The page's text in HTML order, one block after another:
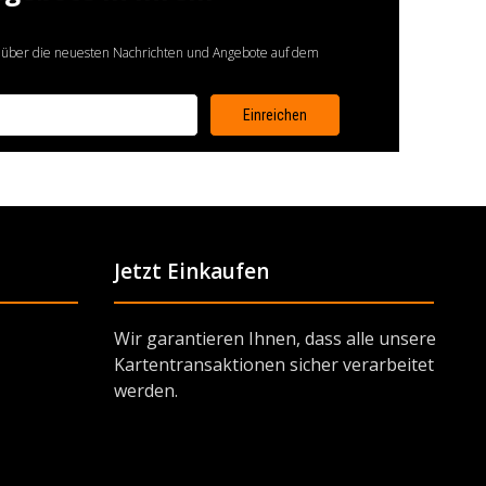
die neuesten Nachrichten und Angebote auf dem
Jetzt Einkaufen
Wir garantieren Ihnen, dass alle unsere
Kartentransaktionen sicher verarbeitet
werden.